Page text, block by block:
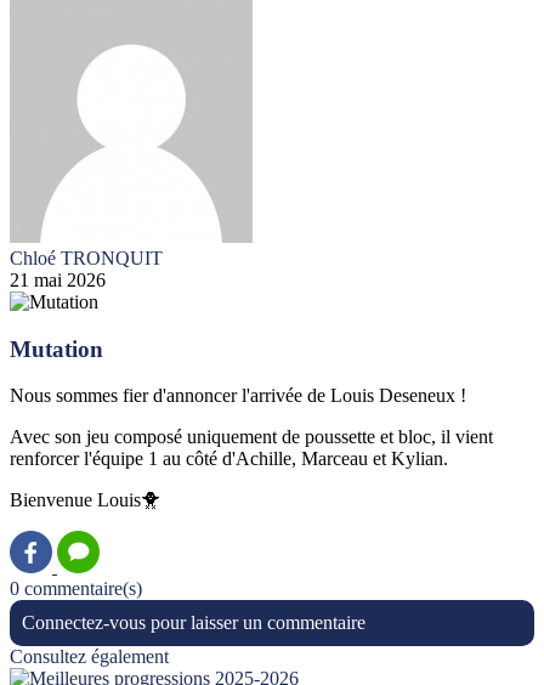
Chloé TRONQUIT
21 mai 2026
Mutation
Nous sommes fier d'annoncer l'arrivée de Louis Deseneux !
Avec son jeu composé uniquement de poussette et bloc, il vient
renforcer l'équipe 1 au côté d'Achille, Marceau et Kylian.
Bienvenue Louis🐥
0 commentaire(s)
Connectez-vous pour laisser un commentaire
Consultez également